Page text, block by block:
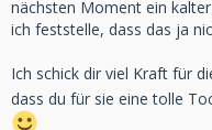
nächsten Moment ein
ich feststelle, dass das ja
Ich schick dir viel Kraft für
dass du für sie eine tolle